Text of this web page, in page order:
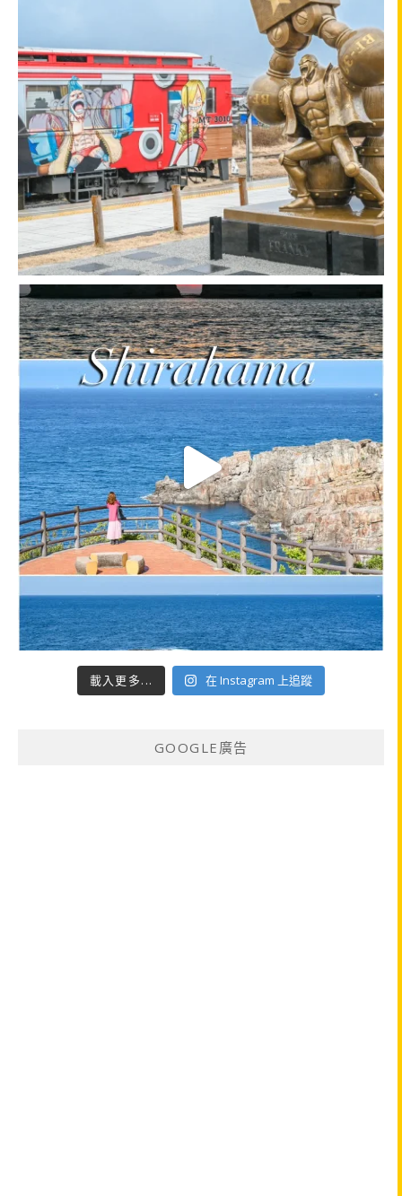
載入更多... 在 Instagram 上追蹤
GOOGLE廣告